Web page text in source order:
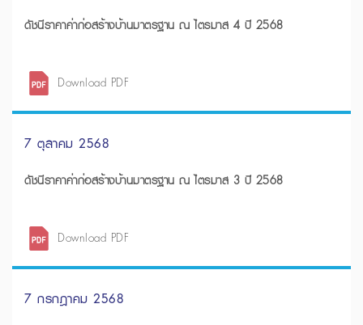
ดัชนีราคาค่าก่อสร้างบ้านมาตรฐาน ณ ไตรมาส 4 ปี 2568
Download PDF
7 ตุลาคม 2568
ดัชนีราคาค่าก่อสร้างบ้านมาตรฐาน ณ ไตรมาส 3 ปี 2568
Download PDF
7 กรกฎาคม 2568